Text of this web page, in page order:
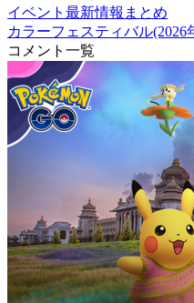
イベント最新情報まとめ
カラーフェスティバル
コメント一覧